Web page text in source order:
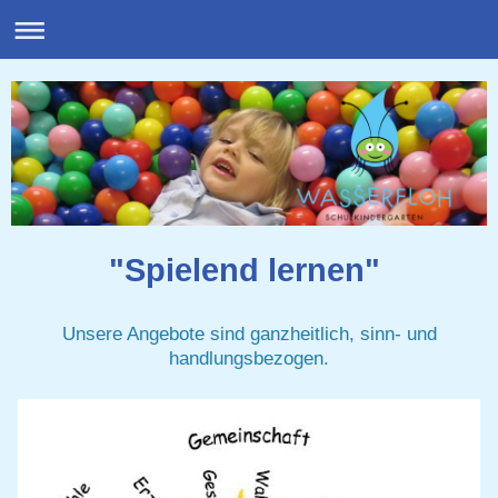
"Spielend lernen"
Unsere Angebote sind ganzheitlich, sinn- und
handlungsbezogen.